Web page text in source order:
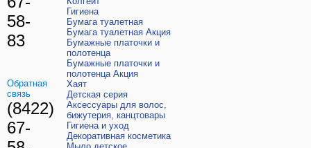
58-
83
Обратная
связь
(8422)
67-
Гигиена
Бумага туалетная
Бумага туалетная Акция
Бумажные платочки и
полотенца
Бумажные платочки и
полотенца Акция
Хаят
Детская серия
Аксессуары для волос,
бижутерия, канцтовары
Гигиена и уход
Декоративная косметика